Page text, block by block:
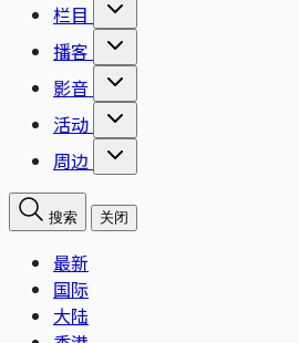
栏目
播客
影音
活动
周边
搜索 关闭
最新
国际
大陆